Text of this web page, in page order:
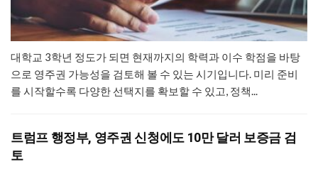
대학교 3학년 정도가 되면 현재까지의 학력과 이수 학점을 바탕
으로 영주권 가능성을 검토해 볼 수 있는 시기입니다. 미리 준비
를 시작할수록 다양한 선택지를 확보할 수 있고, 정책...
트럼프 행정부, 영주권 신청에도 10만 달러 보증금 검
토